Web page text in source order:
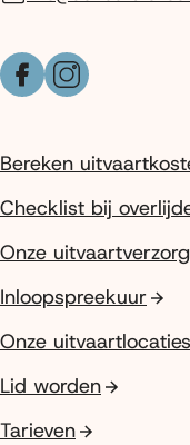
FacebookInstagram
Bereken
Checklist bij
Onze
Inloopspreekuur
Onze uitvaartlocaties
Lid worden
Tarieven